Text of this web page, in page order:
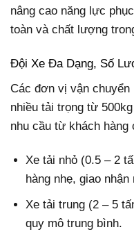
nâng cao năng lực
toàn và chất lượng
Đội Xe Đa Dạng, Số
Các đơn vị vận
nhiều tải trọng từ
nhu cầu từ khách hàng
Xe tải nhỏ (0.5 – 2
hàng nhẹ, giao
Xe tải trung (2 – 5
quy mô trung bình.